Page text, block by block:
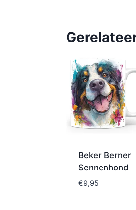
Beker Berner
Sennenhond
€9,95